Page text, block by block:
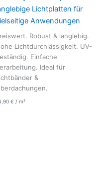
Lichtplatten für
Anwendungen
Robust & langlebig.
Lichtdurchlässigkeit. UV-
Einfache
Ideal für
&
€ / m²